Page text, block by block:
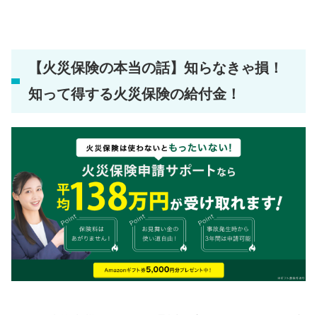
【火災保険の本当の話】知らなきゃ損！
知って得する火災保険の給付金！